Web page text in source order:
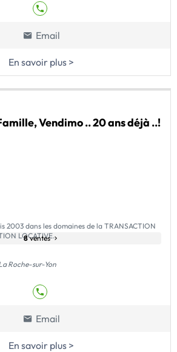
Email
En savoir plus >
Vendimo .. 20 ans déjà ..!
2003 dans les domaines de la TRANSACTION
LOCATIVE.
8ventes
Roche-sur-Yon
Email
En savoir plus >